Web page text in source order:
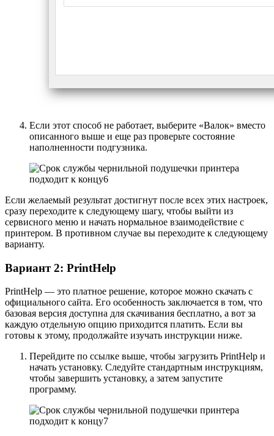
Если этот способ не работает, выберите «Валок» вместо
описанного выше и еще раз проверьте состояние
наполненности подгузника.
Если желаемый результат достигнут после всех этих настроек,
сразу переходите к следующему шагу, чтобы выйти из
сервисного меню и начать нормальное взаимодействие с
принтером. В противном случае вы переходите к следующему
варианту.
Вариант 2: PrintHelp
PrintHelp — это платное решение, которое можно скачать с
официального сайта. Его особенность заключается в том, что
базовая версия доступна для скачивания бесплатно, а вот за
каждую отдельную опцию приходится платить. Если вы
готовы к этому, продолжайте изучать инструкции ниже.
Перейдите по ссылке выше, чтобы загрузить PrintHelp и
начать установку. Следуйте стандартным инструкциям,
чтобы завершить установку, а затем запустите
программу.